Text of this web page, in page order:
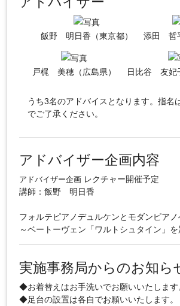
飯野 明日香（東京都） 添田 哲
戸梶 美穂（広島県） 日比谷 友妃
うち3名のアドバイスとなります。指名
でご了承ください。
アドバイザー企画内容
アドバイザー企画レクチャー開催予定
講師：飯野 明日香
フォルテピアノデュルケンとモダンピア
～ベートーヴェン「ワルトシュタイン」を
実施事務局からのお知ら
◆お着替えはお手洗いでお願いいたします
◆足台の設置は各自でお願いいたします。